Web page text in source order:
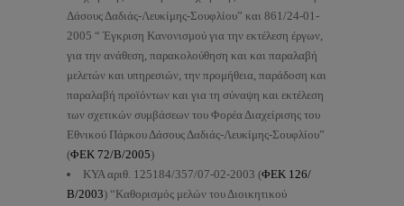
Δάσους Δαδιάς-Λευκίμης-Σουφλίου” και 861/24-01-
2005 “ Έγκριση Κανονισμού για την εκτέλεση έργων,
για την ανάθεση, παρακολούθηση και και παραλαβή
μελετών και υπηρεσιών, την προμήθεια, παράδοση και
παραλαβή προϊόντων και για τη σύναψη και εκτέλεση
των σχετικών συμβάσεων του Φορέα Διαχείρισης του
Εθνικού Πάρκου Δάσους Δαδιάς-Λευκίμης-Σουφλίου”
(ΦΕΚ 72/Β/2005)
ΚΥΑ αριθ. 125184/357/07-02-2003 (ΦΕΚ 126/
Β/2003) “Καθορισμός μελών του Διοικητικού